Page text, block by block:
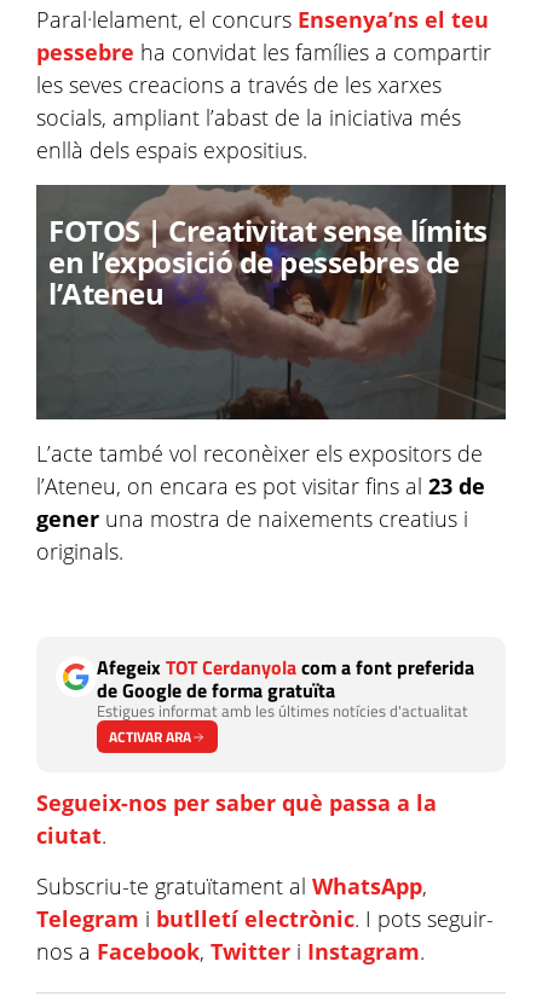
Paral·lelament, el concurs Ensenya’ns el teu
pessebre ha convidat les famílies a compartir
les seves creacions a través de les xarxes
socials, ampliant l’abast de la iniciativa més
enllà dels espais expositius.
FOTOS | Creativitat sense límits
en l’exposició de pessebres de
l’Ateneu
L’acte també vol reconèixer els expositors de
l’Ateneu, on encara es pot visitar fins al 23 de
gener una mostra de naixements creatius i
originals.
AfegeixTOT Cerdanyolacom a font preferida
de Google de forma gratuïta
Estigues informat amb les últimes notícies d'actualitat
ACTIVAR ARA
Segueix-nos per saber què passa a la
ciutat.
Subscriu-te gratuïtament al WhatsApp,
Telegram i butlletí electrònic. I pots seguir-
nos a Facebook, Twitter i Instagram.